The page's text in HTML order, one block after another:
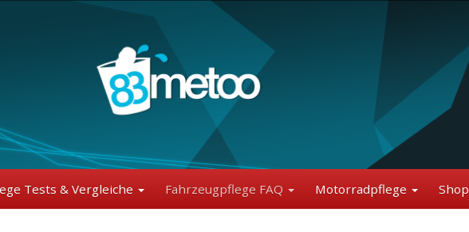
Tests & Vergleiche Fahrzeugpflege FAQ Motorradpflege Shop